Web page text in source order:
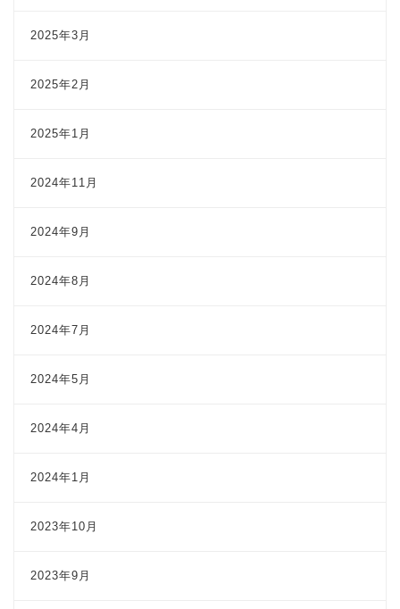
2025年3月
2025年2月
2025年1月
2024年11月
2024年9月
2024年8月
2024年7月
2024年5月
2024年4月
2024年1月
2023年10月
2023年9月